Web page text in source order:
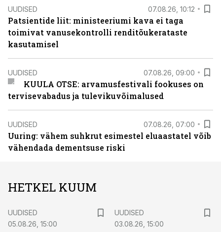
UUDISED 07.08.26, 10:12
Patsientide liit: ministeeriumi kava ei taga
toimivat vanusekontrolli renditõukerataste
kasutamisel
UUDISED 07.08.26, 09:00
KUULA OTSE: arvamusfestivali fookuses on
tervisevabadus ja tulevikuvõimalused
UUDISED 07.08.26, 07:00
Uuring: vähem suhkrut esimestel eluaastatel võib
vähendada dementsuse riski
HETKEL KUUM
UUDISED
05.08.26, 15:00
UUDISED
03.08.26, 15:00